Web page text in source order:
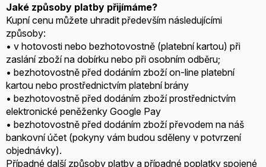
Jaké způsoby platby přijímáme?
Kupní cenu můžete uhradit především následujícími
způsoby:
• v hotovosti nebo bezhotovostně (platební kartou) při
zaslání zboží na dobírku nebo při osobním odběru;
• bezhotovostně před dodáním zboží on-line platební
kartou nebo prostřednictvím platební brány
• bezhotovostně před dodáním zboží prostřednictvím
elektronické peněženky Google Pay
• bezhotovostně před dodáním zboží převodem na náš
bankovní účet (pokyny vám budou sděleny v potvrzení
objednávky).
Případné další způsoby platby a případné poplatky spojené